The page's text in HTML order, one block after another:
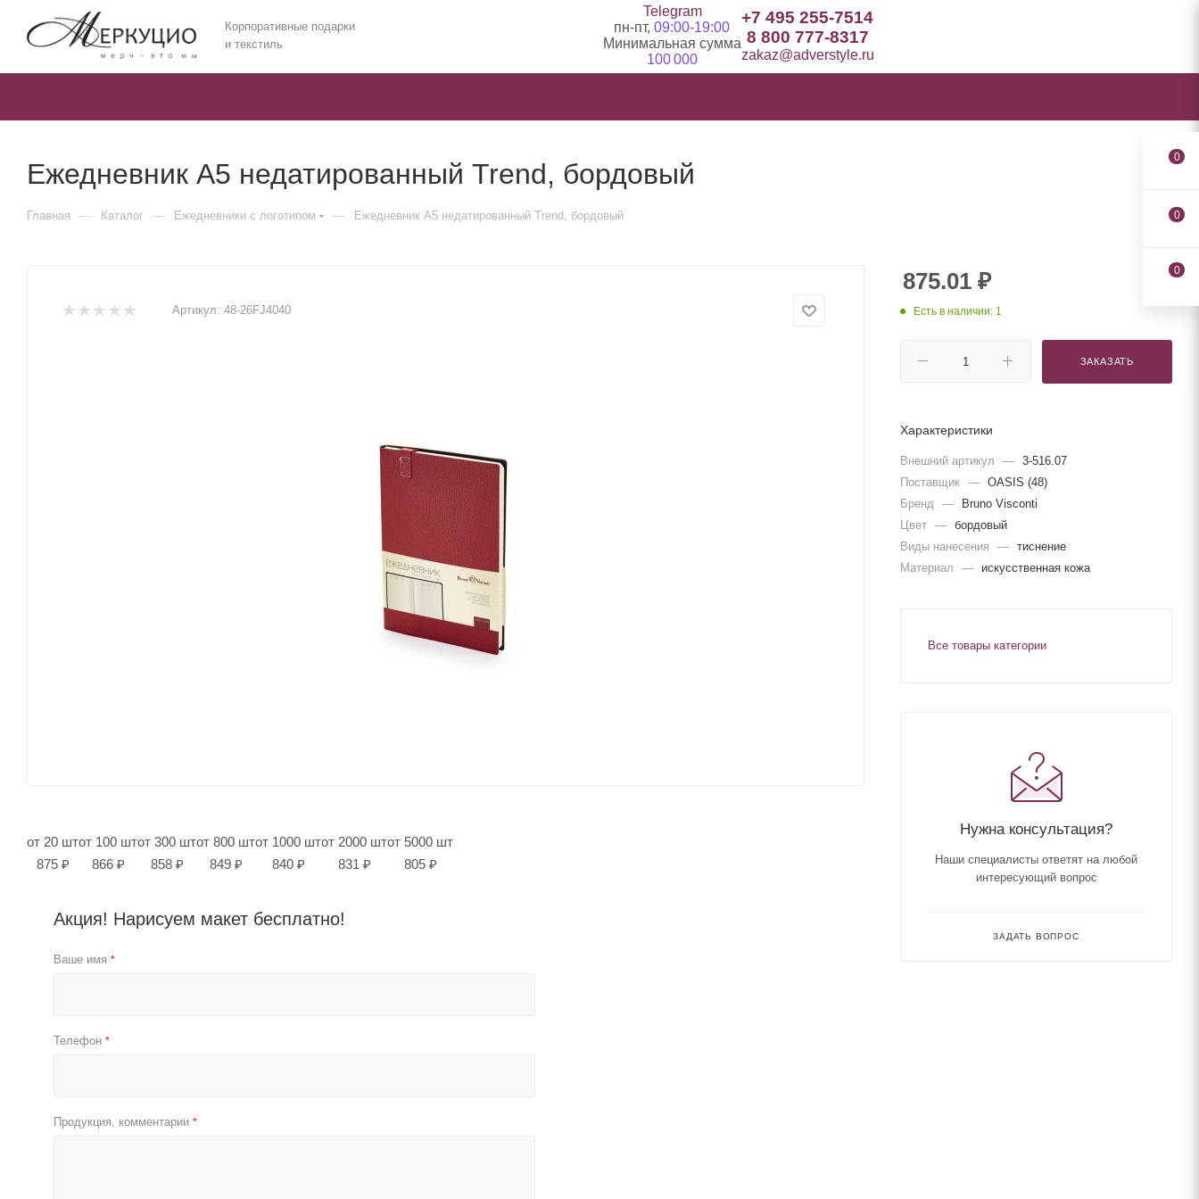
Корпоративные подарки
и текстиль
Telegram
пн-пт, 09:00-19:00
Минимальная сумма
100 000
+7 495 255-7514
8 800 777-8317
zakaz@adverstyle.ru
Ежедневник А5 недатированный Trend, бордовый
Главная — Каталог — Ежедневники c логотипом — Ежедневник А5 недатированный Trend, бордовый
Артикул: 48-26FJ4040
от 20 шт
875 ₽
от 100 шт
866 ₽
от 300 шт
858 ₽
от 800 шт
849 ₽
от 1000 шт
840 ₽
от 2000 шт
831 ₽
от 5000 шт
805 ₽
Акция! Нарисуем макет бесплатно!
Ваше имя *
Телефон *
Продукция, комментарии *
875.01 ₽
Есть в наличии: 1
ЗАКАЗАТЬ
Характеристики
Внешний артикул — 3-516.07
Поставщик — OASIS (48)
Бренд
—
Bruno Visconti
Цвет — бордовый
Виды нанесения
— тиснение
Материал
— искусственная кожа
Все товары категории
Нужна консультация?
Наши специалисты ответят на любой
интересующий вопрос
ЗАДАТЬ ВОПРОС
0
0
0